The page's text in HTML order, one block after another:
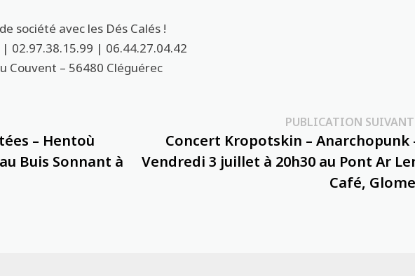
société avec les Dés Calés !
02.97.38.15.99 | 06.44.27.04.42
Couvent – 56480 Cléguérec
:
– Hentoù
Buis Sonnant à
PUBLICATION
Concert Kropotskin – Anarchopunk
Vendredi 3 juillet à 20h30 au Pont Ar
Café,